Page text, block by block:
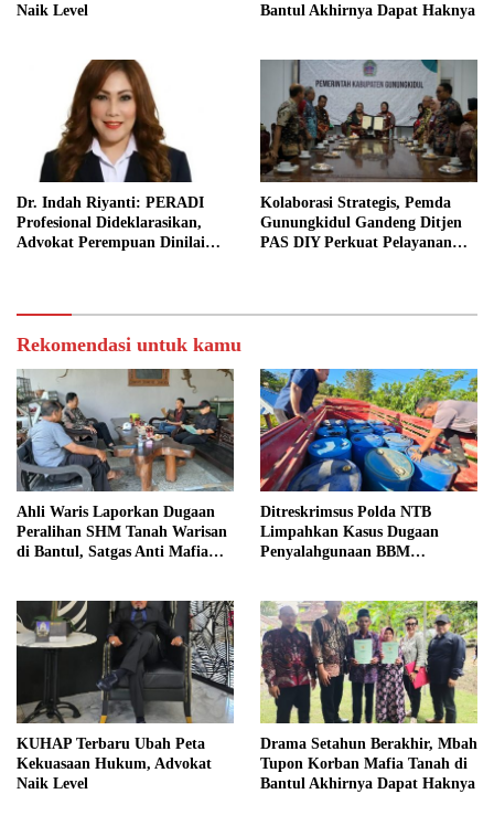
Naik Level Bantul Akhirnya Dapat Haknya
Dr. Indah Riyanti: PERADI
Profesional Dideklarasikan,
Advokat Perempuan Dinilai
Kolaborasi Strategis, Pemda
Gunungkidul Gandeng Ditjen
PAS DIY Perkuat Pelayanan
Rekomendasi untuk kamu
Ahli Waris Laporkan Dugaan
Peralihan SHM Tanah Warisan
di Bantul, Satgas Anti Mafia
Ditreskrimsus Polda NTB
Limpahkan Kasus Dugaan
Penyalahgunaan BBM
KUHAP Terbaru Ubah Peta
Kekuasaan Hukum, Advokat
Naik Level
Drama Setahun Berakhir, Mbah
Tupon Korban Mafia Tanah di
Bantul Akhirnya Dapat Haknya